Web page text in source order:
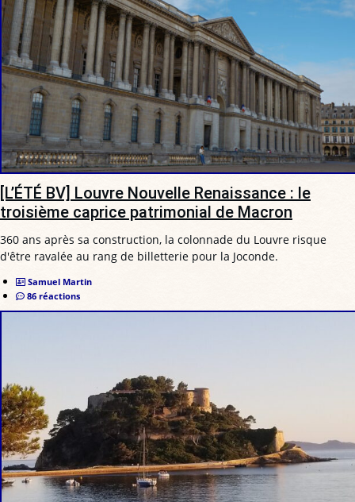
[L’ÉTÉ BV] Louvre Nouvelle Renaissance : le
troisième caprice patrimonial de Macron
360 ans après sa construction, la colonnade du Louvre risque
d'être ravalée au rang de billetterie pour la Joconde.
Samuel Martin
86 réactions